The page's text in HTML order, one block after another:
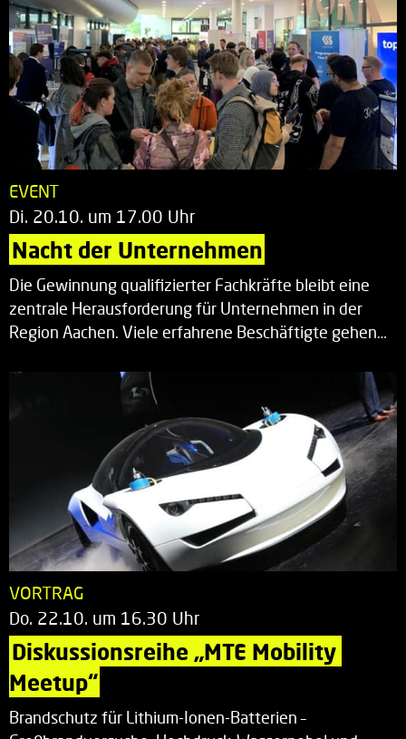
EVENT
Di. 20.10. um 17.00 Uhr
Nacht der Unternehmen
Die Gewinnung qualifizierter Fachkräfte bleibt eine
zentrale Herausforderung für Unternehmen in der
Region Aachen. Viele erfahrene Beschäftigte gehen…
VORTRAG
Do. 22.10. um 16.30 Uhr
Diskussionsreihe „MTE Mobility
Meetup“
Brandschutz für Lithium-Ionen-Batterien –